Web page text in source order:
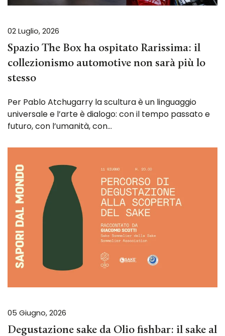
02 Luglio, 2026
Spazio The Box ha ospitato Rarissima: il
collezionismo automotive non sarà più lo
stesso
Per Pablo Atchugarry la scultura è un linguaggio
universale e l’arte è dialogo: con il tempo passato e
futuro, con l’umanità, con…
05 Giugno, 2026
Degustazione sake da Olio fishbar: il sake al